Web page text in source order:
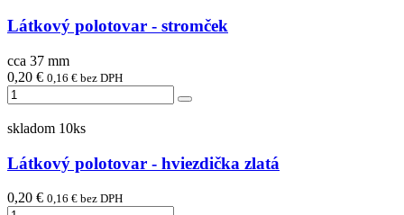
Látkový polotovar - stromček
cca 37 mm
0,20 € 0,16 € bez DPH
skladom 10ks
Látkový polotovar - hviezdička zlatá
0,20 € 0,16 € bez DPH